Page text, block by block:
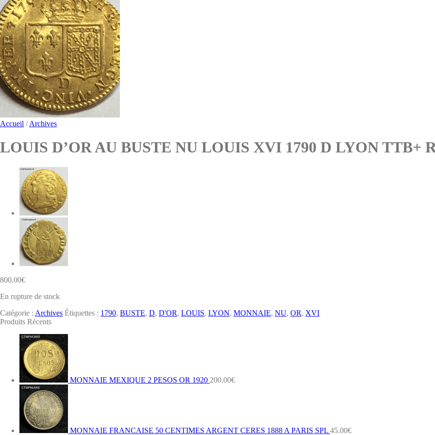
Accueil / Archives
LOUIS D’OR AU BUSTE NU LOUIS XVI 1790 D LYON TTB+
800.00€
En rupture de stock
Catégorie : Archives Étiquettes : 1790, BUSTE, D, D'OR, LOUIS, LYON, MONNAIE, NU, OR, XVI
Produits Récents
MONNAIE MEXIQUE 2 PESOS OR 1920 200.00€
MONNAIE FRANCAISE 50 CENTIMES ARGENT CERES 1888 A PARIS SPL 45.00€